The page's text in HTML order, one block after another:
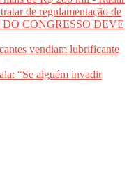
de regulamentação de
DO CONGRESSO DEVE
vendiam lubrificante
“Se alguém invadir